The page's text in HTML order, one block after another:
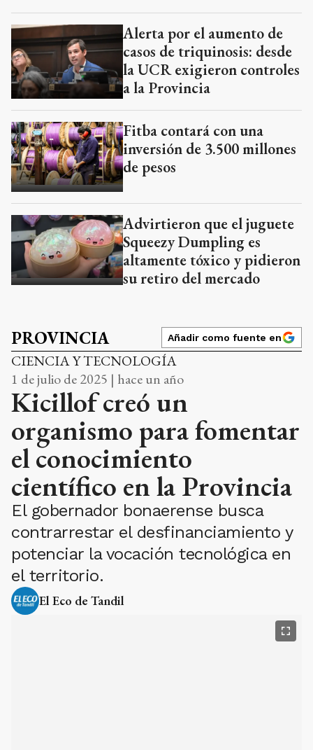
Alerta por el aumento de
casos de triquinosis: desde
la UCR exigieron controles
a la Provincia
Fitba contará con una
inversión de 3.500 millones
de pesos
Advirtieron que el juguete
Squeezy Dumpling es
altamente tóxico y pidieron
su retiro del mercado
PROVINCIA Añadir como fuente en
CIENCIA Y TECNOLOGÍA
1 de julio de 2025 | hace un año
Kicillof creó un
organismo para fomentar
el conocimiento
científico en la Provincia
El gobernador bonaerense busca
contrarrestar el desfinanciamiento y
potenciar la vocación tecnológica en
el territorio.
El Eco de Tandil